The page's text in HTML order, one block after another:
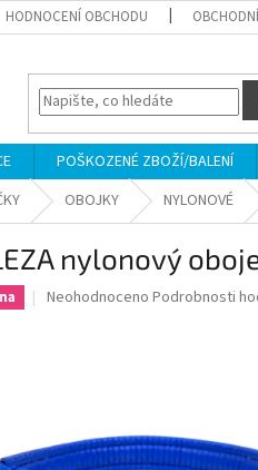
HODNOCENÍ OBCHODU
POŠKOZENÉ ZBOŽÍ/BALENÍ
OBOJKY NYLONOVÉ
nylonový
Průměrné
hvězdiček.
Neohodnoceno Podrobnosti